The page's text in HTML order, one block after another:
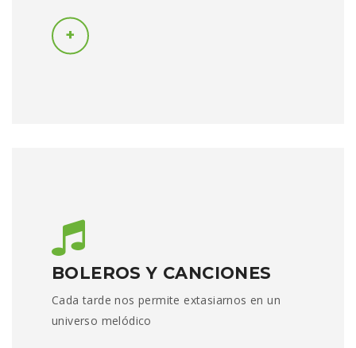
BOLEROS Y CANCIONES
Cada tarde nos permite extasiarnos en un
universo melódico